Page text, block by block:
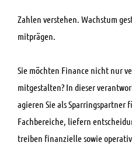
Zahlen verstehen. Wachstum
mitprägen.
Sie möchten Finance nicht nur
mitgestalten? In dieser
agieren Sie als Sparringspartner
Fachbereiche, liefern
treiben finanzielle sowie